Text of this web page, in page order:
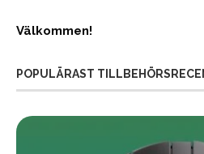
Välkommen!
POPULÄRAST